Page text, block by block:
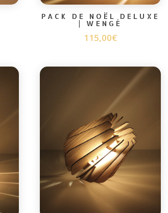
PACK DE NOËL DELUXE
| WENGÉ
115,00€